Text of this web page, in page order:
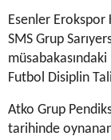
Esenler
SMS Grup
Futbol Disiplin
Atko Grup
tarihinde